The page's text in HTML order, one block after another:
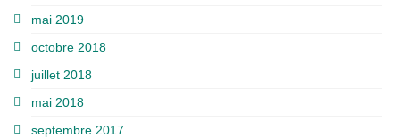
mai 2019
octobre 2018
juillet 2018
mai 2018
septembre 2017